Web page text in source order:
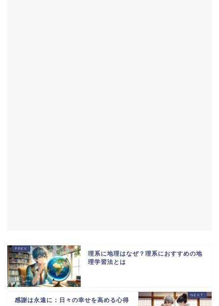
理系に地理はなぜ？理系におすすめの地
理学習法とは
感謝は永遠に：日々の幸せを高める心得